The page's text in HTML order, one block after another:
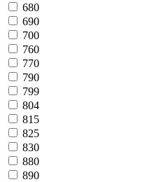
680
690
700
760
770
790
799
804
815
825
830
880
890